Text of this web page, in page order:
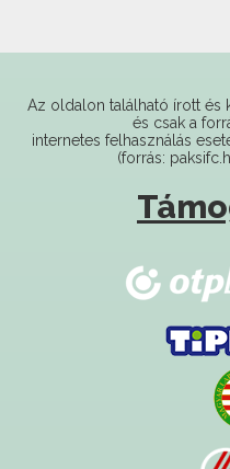
internetes felhasználás
(forrás: